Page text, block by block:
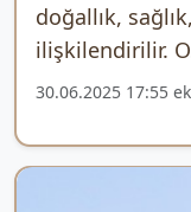
doğallık,
ilişkilendirilir.
30.06.2025 17:55